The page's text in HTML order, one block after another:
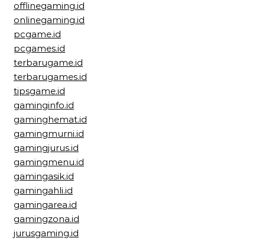
offlinegaming.id
onlinegaming.id
pcgame.id
pcgames.id
terbarugame.id
terbarugames.id
tipsgame.id
gaminginfo.id
gaminghemat.id
gamingmurni.id
gamingjurus.id
gamingmenu.id
gamingasik.id
gamingahli.id
gamingarea.id
gamingzona.id
jurusgaming.id